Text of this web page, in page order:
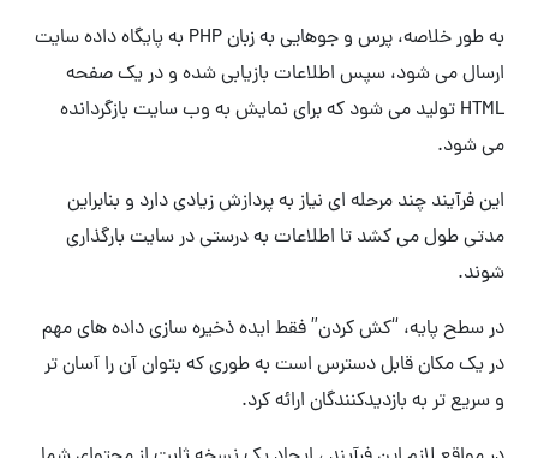
به طور خلاصه، پرس و جوهایی به زبان PHP به پایگاه داده سایت
ارسال می شود، سپس اطلاعات بازیابی شده و در یک صفحه
HTML تولید می شود که برای نمایش به وب سایت بازگردانده
می شود.
این فرآیند چند مرحله ای نیاز به پردازش زیادی دارد و بنابراین
مدتی طول می کشد تا اطلاعات به درستی در سایت بارگذاری
شوند.
در سطح پایه، “کش کردن” فقط ایده ذخیره سازی داده های مهم
در یک مکان قابل دسترس است به طوری که بتوان آن را آسان تر
و سریع تر به بازدیدکنندگان ارائه کرد.